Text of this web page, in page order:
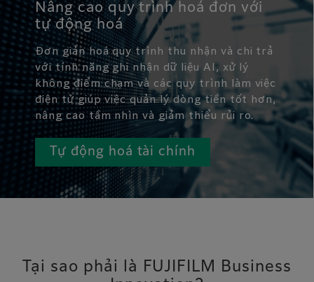
Nâng cao quy trình hoá đơn với
tự động hoá
Đơn giản hoá quy trình thu nhận và chi trả
với tính năng ghi nhận dữ liệu AI, xử lý
không điểm chạm và các quy trình làm việc
điện tử giúp việc quản lý dòng tiền tốt hơn,
nâng cao tầm nhìn và giảm thiểu rủi ro.
Tự động hoá tài chính
Tại sao phải là FUJIFILM Business